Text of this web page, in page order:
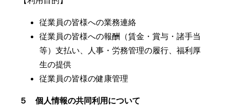
従業員の皆様への業務連絡
従業員の皆様への報酬（賃金・賞与・諸手当
等）支払い、人事・労務管理の履行、福利厚
生の提供
従業員の皆様の健康管理
５ 個人情報の共同利用について